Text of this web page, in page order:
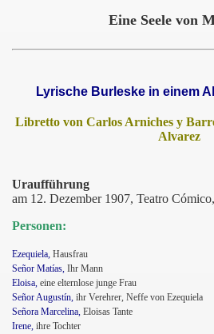
Eine Seele von
Lyrische Burleske in einem
Libretto von Carlos Arniches y
Alvarez
Uraufführung
am 12. Dezember 1907, Teatro
Personen:
Ezequiela, Hausfrau
Señor Matías, Ihr Mann
Eloisa, eine elternlose junge Frau
Señor Augustín, ihr Verehrer, Neffe von Ezequiela
Señora Marcelina, Eloisas Tante
Irene, ihre Tochter